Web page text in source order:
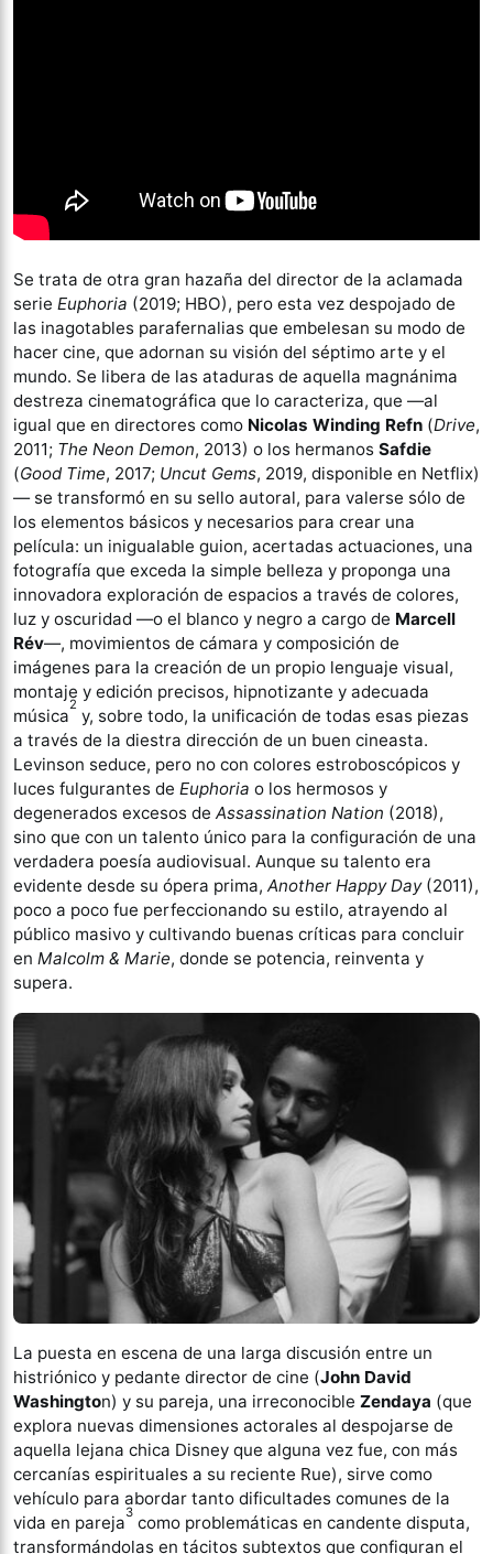
Se trata de otra gran hazaña del director de la aclamada
serie Euphoria (2019; HBO), pero esta vez despojado de
las inagotables parafernalias que embelesan su modo de
hacer cine, que adornan su visión del séptimo arte y el
mundo. Se libera de las ataduras de aquella magnánima
destreza cinematográfica que lo caracteriza, que —al
igual que en directores como Nicolas Winding Refn (Drive,
2011; The Neon Demon, 2013) o los hermanos Safdie
(Good Time, 2017; Uncut Gems, 2019, disponible en Netflix)
— se transformó en su sello autoral, para valerse sólo de
los elementos básicos y necesarios para crear una
película: un inigualable guion, acertadas actuaciones, una
fotografía que exceda la simple belleza y proponga una
innovadora exploración de espacios a través de colores,
luz y oscuridad —o el blanco y negro a cargo de Marcell
Rév—, movimientos de cámara y composición de
imágenes para la creación de un propio lenguaje visual,
montaje y edición precisos, hipnotizante y adecuada
música
2
y, sobre todo, la unificación de todas esas piezas
a través de la diestra dirección de un buen cineasta.
Levinson seduce, pero no con colores estroboscópicos y
luces fulgurantes de Euphoria o los hermosos y
degenerados excesos de Assassination Nation (2018),
sino que con un talento único para la configuración de una
verdadera poesía audiovisual. Aunque su talento era
evidente desde su ópera prima, Another Happy Day (2011),
poco a poco fue perfeccionando su estilo, atrayendo al
público masivo y cultivando buenas críticas para concluir
en Malcolm & Marie, donde se potencia, reinventa y
supera.
La puesta en escena de una larga discusión entre un
histriónico y pedante director de cine (John David
Washington) y su pareja, una irreconocible Zendaya (que
explora nuevas dimensiones actorales al despojarse de
aquella lejana chica Disney que alguna vez fue, con más
cercanías espirituales a su reciente Rue), sirve como
vehículo para abordar tanto dificultades comunes de la
vida en pareja
3
como problemáticas en candente disputa,
transformándolas en tácitos subtextos que configuran el